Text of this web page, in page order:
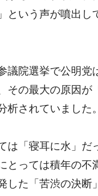
という声が噴出し
議院選挙で公明党
その最大の原因が
析されていました。
は「寝耳に水」だ
とっては積年の不
した「苦渋の決断